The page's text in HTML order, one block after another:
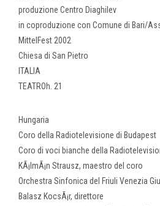
produzione Centro Diaghilev
in coproduzione con Comune di Bari/
MittelFest 2002
Chiesa di San Pietro
ITALIA
TEATROh. 21
Hungaria
Coro della Radiotelevisione di Budapest
Coro di voci bianche della
KÃ¡lmÃ¡n Strausz, maestro del coro
Orchestra Sinfonica del Friuli Venezia
Balasz KocsÃ¡r, direttore